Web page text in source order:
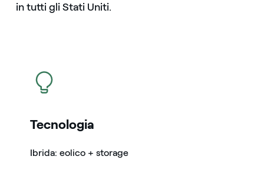
in tutti gli Stati Uniti.
icona
Tecnologia
Ibrida: eolico + storage